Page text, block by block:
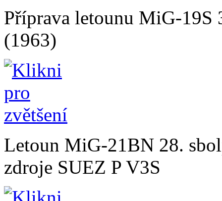
Příprava letounu MiG-19S
(1963)
Letoun MiG-21BN 28.
zdroje SUEZ P V3S